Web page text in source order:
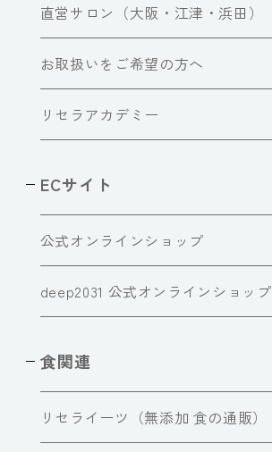
直営サロン（大阪・江津・浜田）
お取扱いをご希望の方へ
リセラアカデミー
ECサイト
公式オンラインショップ
deep2031 公式オンラインショップ
食関連
リセライーツ（無添加 食の通販）